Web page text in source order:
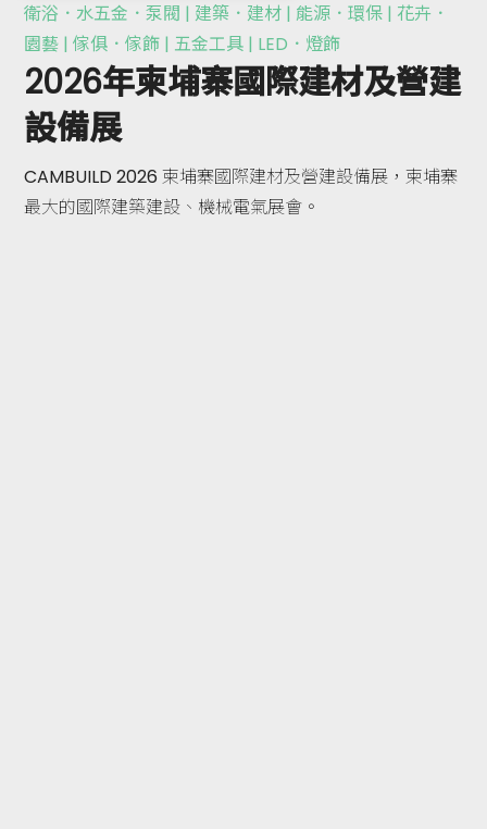
衛浴．水五金．泵閥 | 建築．建材 | 能源．環保 | 花卉．
園藝 | 傢俱．傢飾 | 五金工具 | LED．燈飾
2026年柬埔寨國際建材及營建
設備展
CAMBUILD 2026 柬埔寨國際建材及營建設備展，柬埔寨
最大的國際建築建設、機械電氣展會。